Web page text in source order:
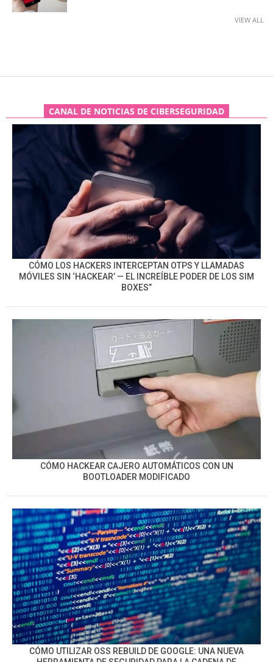
VIEW ALL
CANAL DE NOTICIAS DE CIBERSEGURIDAD
CÓMO LOS HACKERS INTERCEPTAN OTPS Y LLAMADAS
MÓVILES SIN ‘HACKEAR’ — EL INCREÍBLE PODER DE LOS SIM
BOXES”
CÓMO HACKEAR CAJERO AUTOMÁTICOS CON UN
BOOTLOADER MODIFICADO
CÓMO UTILIZAR OSS REBUILD DE GOOGLE: UNA NUEVA